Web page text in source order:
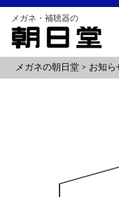
メガネの朝日堂 > お知ら